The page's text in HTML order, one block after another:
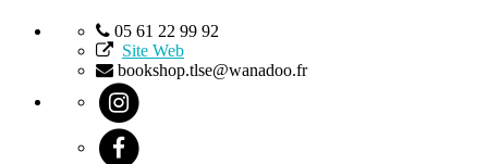
05 61 22 99 92
Site Web
bookshop.tlse@wanadoo.fr